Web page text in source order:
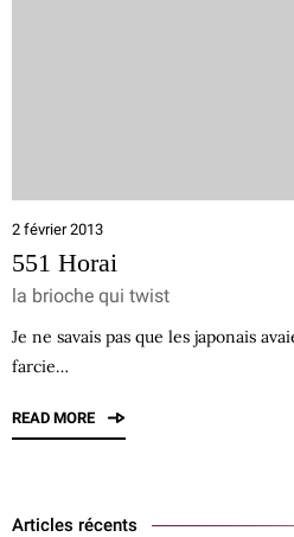
2 février 2013
551 Horai
la brioche qui twist
Je ne savais pas que les japonais
farcie…
READ MORE
Articles récents